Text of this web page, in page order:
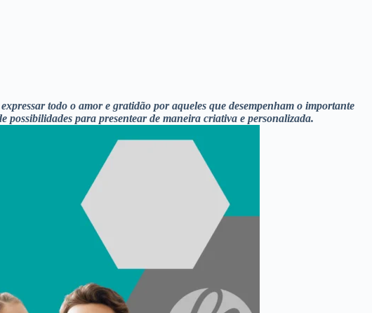
todo o amor e gratidão por aqueles que desempenham o importante
para presentear de maneira criativa e personalizada.